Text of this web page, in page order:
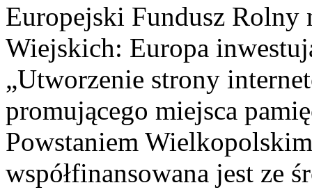
Europejski Fundusz Rolny
Wiejskich: Europa
„Utworzenie strony
promującego miejsca
Powstaniem
współfinansowana jest ze